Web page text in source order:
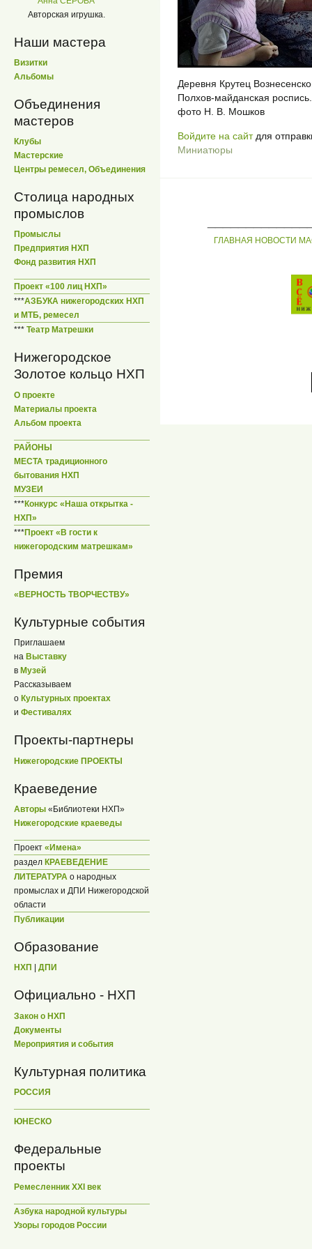
Авторская игрушка.
Наши мастера
Визитки
Альбомы
Объединения
мастеров
Клубы
Мастерские
Центры ремесел, Объединения
Столица народных
промыслов
Промыслы
Предприятия НХП
Фонд развития НХП
Проект «100 лиц НХП»
***АЗБУКА нижегородских НХП
и МТБ, ремесел
*** Театр Матрешки
Нижегородское
Золотое кольцо НХП
О проекте
Материалы проекта
Альбом проекта
РАЙОНЫ
МЕСТА традиционного
бытования НХП
МУЗЕИ
***Конкурс «Наша открытка -
НХП»
***Проект «В гости к
нижегородским матрешкам»
Премия
«ВЕРНОСТЬ ТВОРЧЕСТВУ»
Культурные события
Приглашаем
на Выставку
в Музей
Рассказываем
о Культурных проектах
и Фестивалях
Проекты-партнеры
Нижегородские ПРОЕКТЫ
Краеведение
Авторы «Библиотеки НХП»
Нижегородские краеведы
Проект «Имена»
раздел КРАЕВЕДЕНИЕ
ЛИТЕРАТУРА о народных
промыслах и ДПИ Нижегородской
области
Публикации
Образование
НХП ДПИ
Официально - НХП
Закон о НХП
Документы
Мероприятия и события
Культурная политика
РОССИЯ
ЮНЕСКО
Федеральные
проекты
Ремесленник XXI век
Азбука народной культуры
Узоры городов России
Деревня Крутец
Полхов-майданская
фото Н. В. Мошков
Войдите на сайтдля
Миниатюры
ГЛАВНАЯ НОВОСТИ